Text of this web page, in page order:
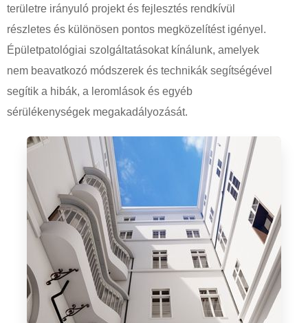
területre irányuló projekt és fejlesztés rendkívül
részletes és különösen pontos megközelítést igényel.
Épületpatológiai szolgáltatásokat kínálunk, amelyek
nem beavatkozó módszerek és technikák segítségével
segítik a hibák, a leromlások és egyéb
sérülékenységek megakadályozását.